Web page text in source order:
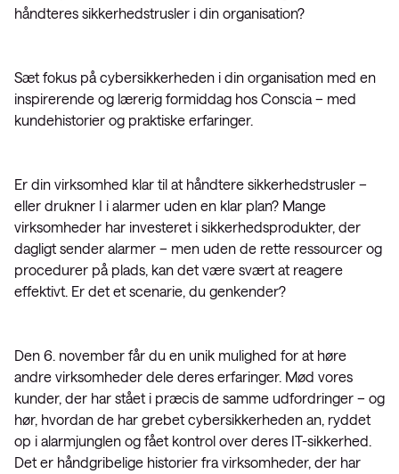
håndteres sikkerhedstrusler i din organisation?
Sæt fokus på cybersikkerheden i din organisation med en
inspirerende og lærerig formiddag hos Conscia – med
kundehistorier og praktiske erfaringer.
Er din virksomhed klar til at håndtere sikkerhedstrusler –
eller drukner I i alarmer uden en klar plan? Mange
virksomheder har investeret i sikkerhedsprodukter, der
dagligt sender alarmer – men uden de rette ressourcer og
procedurer på plads, kan det være svært at reagere
effektivt. Er det et scenarie, du genkender?
Den 6. november får du en unik mulighed for at høre
andre virksomheder dele deres erfaringer. Mød vores
kunder, der har stået i præcis de samme udfordringer – og
hør, hvordan de har grebet cybersikkerheden an, ryddet
op i alarmjunglen og fået kontrol over deres IT-sikkerhed.
Det er håndgribelige historier fra virksomheder, der har